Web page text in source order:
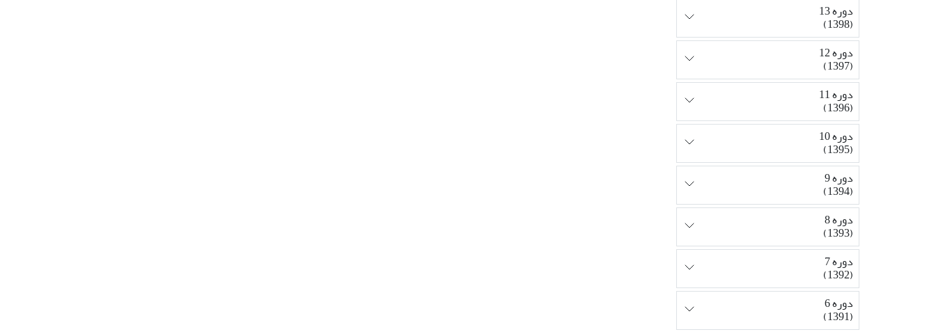
دوره 13
(1398)
دوره 12
(1397)
دوره 11
(1396)
دوره 10
(1395)
دوره 9
(1394)
دوره 8
(1393)
دوره 7
(1392)
دوره 6
(1391)